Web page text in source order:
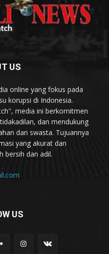
US
online yang fokus pada
korupsi di Indonesia.
media ini berkomitmen
dan mendukung
dan swasta. Tujuannya
yang akurat dan
bersih dan adil.
US